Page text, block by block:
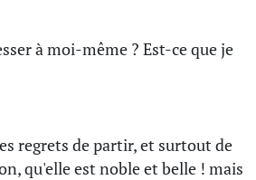
à moi-même ? Est-ce que je
regrets de partir, et surtout de
qu'elle est noble et belle ! mais